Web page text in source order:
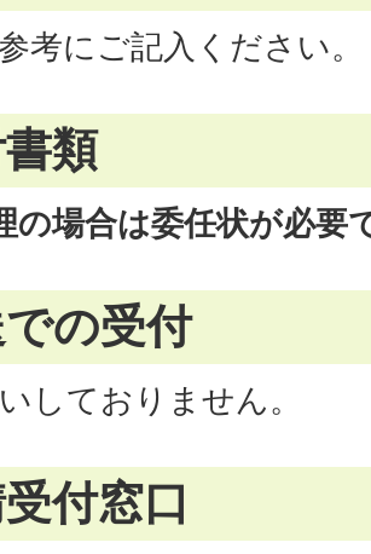
考にご記入ください。
類
の場合は委任状が必要
の受付
しておりません。
付窓口